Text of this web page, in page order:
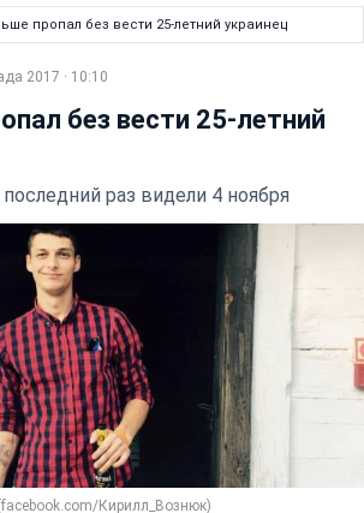
пропал без вести 25-летний украинец
2017 · 10:10
без вести 25-летний
раз видели 4 ноября
Кирилл_Вознюк)